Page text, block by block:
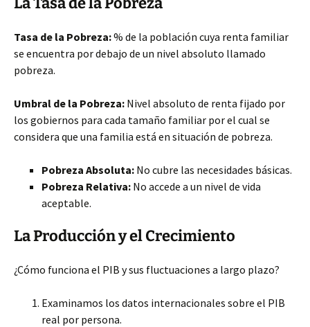
Tasa de la Pobreza:% de la población cuya renta familiar
se encuentra por debajo de un nivel absoluto llamado
pobreza.
Umbral de la Pobreza: Nivel absoluto de renta fijado por
los gobiernos para cada tamaño familiar por el cual se
considera que una familia está en situación de pobreza.
Pobreza Absoluta: No cubre las necesidades básicas.
Pobreza Relativa: No accede a un nivel de vida
aceptable.
La Producción y el Crecimiento
¿Cómo funciona el PIB y sus fluctuaciones a largo plazo?
Examinamos los datos internacionales sobre el PIB
real por persona.